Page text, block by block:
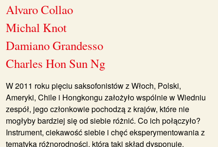
Alvaro Collao
Michal Knot
Damiano Grandesso
Charles Hon Sun Ng
W 2011 roku pięciu saksofonistów z Włoch, Polski,
Ameryki, Chile i Hongkongu założyło wspólnie w Wiedniu
zespół, jego członkowie pochodzą z krajów, które nie
mogłyby bardziej się od siebie różnić. Co ich połączyło?
Instrument, ciekawość siebie i chęć eksperymentowania z
tematyką różnorodności, którą taki skład dysponuje.